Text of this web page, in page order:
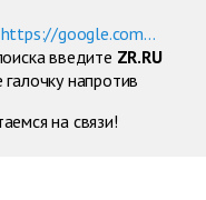
https://google.com...
введите ZR.RU
галочку напротив
на связи!